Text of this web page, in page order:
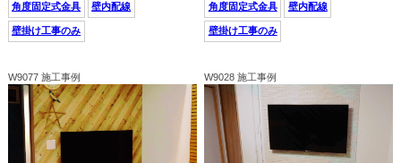
角度固定式金具 壁内配線
壁掛け工事のみ
角度固定式金具 壁内配線
壁掛け工事のみ
W9077 施工事例 W9028 施工事例